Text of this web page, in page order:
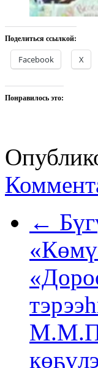
Поделиться ссылкой:
Facebook X
Понравилось это:
←